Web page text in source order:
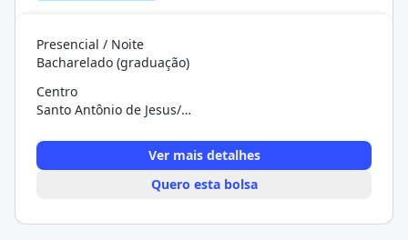
Presencial / Noite
Bacharelado (graduação)
Centro
Santo Antônio de Jesus/BA
Ver mais detalhes
Quero esta bolsa